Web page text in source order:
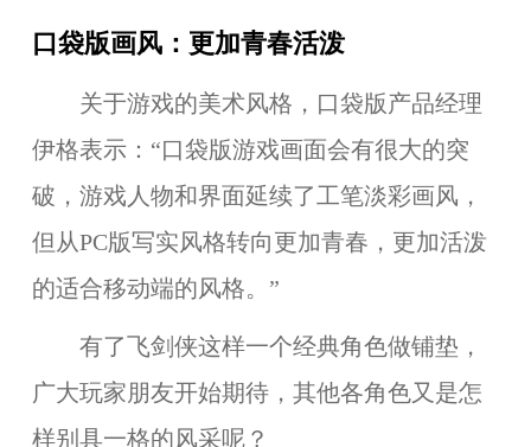
口袋版画风：更加青春活泼
关于游戏的美术风格，口袋版产品经理
伊格表示：“口袋版游戏画面会有很大的突
破，游戏人物和界面延续了工笔淡彩画风，
但从PC版写实风格转向更加青春，更加活泼
的适合移动端的风格。”
有了飞剑侠这样一个经典角色做铺垫，
广大玩家朋友开始期待，其他各角色又是怎
样别具一格的风采呢？